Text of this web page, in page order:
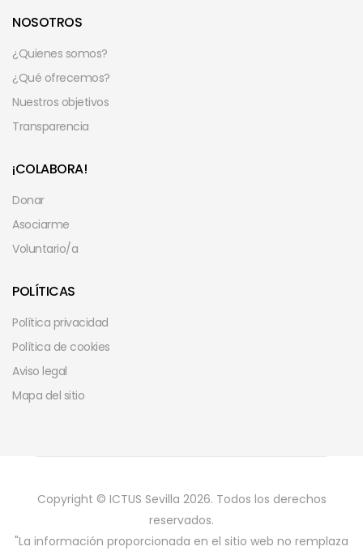
NOSOTROS
¿Quienes somos?
¿Qué ofrecemos?
Nuestros objetivos
Transparencia
¡COLABORA!
Donar
Asociarme
Voluntario/a
POLÍTICAS
Política privacidad
Política de cookies
Aviso legal
Mapa del sitio
Copyright © ICTUS Sevilla 2026. Todos los derechos
reservados.
"La información proporcionada en el sitio web no remplaza